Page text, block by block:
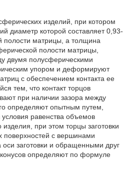
изделий, при котором
диаметр которой составляет 0,93-
полости матрицы, а толщина
полости матрицы,
двумя полусферическими
упором и деформируют
с обеспечением контакта ее
тем, что контакт торцов
при наличии зазора между
определяют опытным путем,
равенства объемов
изделия, при этом торцы заготовки
поверхностей с вершинами
заготовки и обращенными друг
определяют по формуле